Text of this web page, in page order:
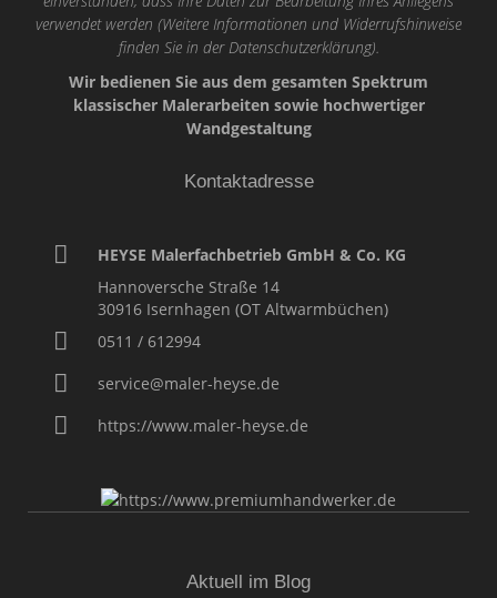
verwendet werden (Weitere Informationen und Widerrufshinweise
finden Sie in der Datenschutzerklärung).
Wir bedienen Sie aus dem gesamten Spektrum
klassischer Malerarbeiten sowie hochwertiger
Wandgestaltung
Kontaktadresse
HEYSE Malerfachbetrieb GmbH & Co. KG
Hannoversche Straße 14
30916 Isernhagen (OT Altwarmbüchen)
0511 / 612994
service@maler-heyse.de
https://www.maler-heyse.de
Aktuell im Blog